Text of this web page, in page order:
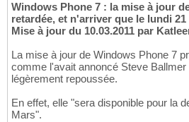
Windows Phone 7 : la mise à jour
retardée, et n'arriver que le lundi 21
Mise à jour du 10.03.2011 par
La mise à jour de Windows Phone 7
comme l'avait annoncé Steve Ballmer
légèrement repoussée.
En effet, elle "sera disponible pour la
Mars".